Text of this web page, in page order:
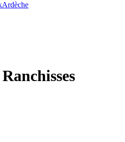
Ardèche